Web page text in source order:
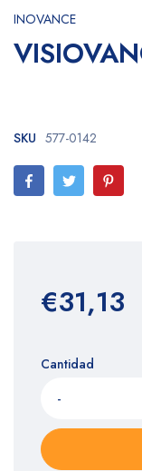
INOVANCE
SKU 577-0142
€31,13
Cantidad
-